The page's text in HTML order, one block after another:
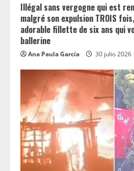
Illégal sans vergogne qui est
malgré son expulsion TROIS
adorable fillette de six ans qui
ballerine
Ana Paula García 30 julio 2026